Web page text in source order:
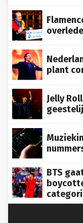
plant
Jelly
BTS